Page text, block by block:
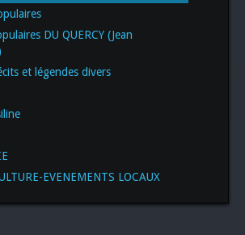
DU QUERCY (Jean
et légendes divers
EVENEMENTS LOCAUX